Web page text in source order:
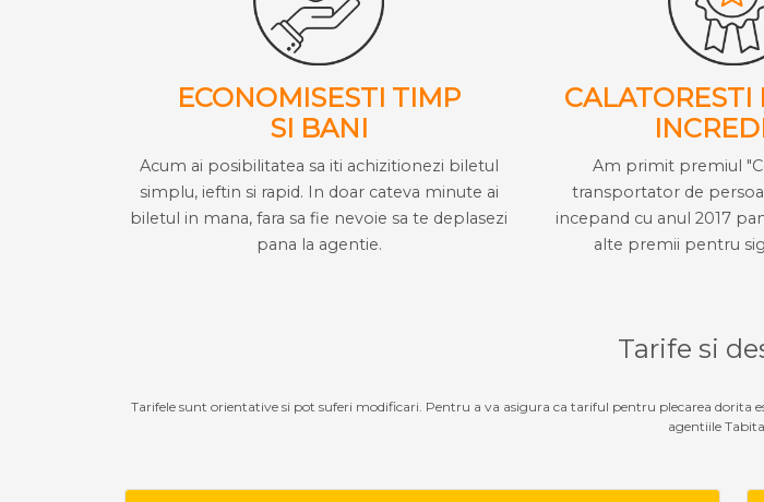
ECONOMISESTI TIMP
SI BANI
Acum ai posibilitatea sa iti achizitionezi biletul
simplu, ieftin si rapid. In doar cateva minute ai
biletul in mana, fara sa fie nevoie sa te deplasezi
pana la agentie.
CALATORESTI
Am primit premiul
transportator de
incepand cu anul 2017
alte premii pentru
Tarife si
Tarifele sunt orientative si pot suferi modificari. Pentru a va asigura ca tariful pentru plecarea dorita
agentiile